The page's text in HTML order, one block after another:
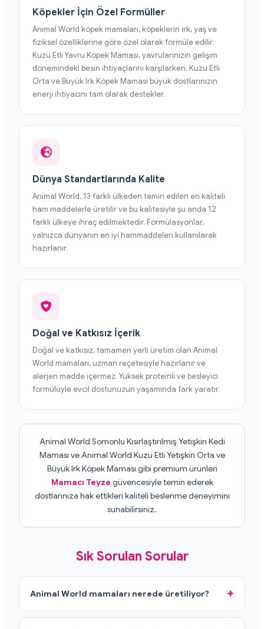
Köpekler İçin Özel Formüller
Animal World köpek mamaları, köpeklerin ırk, yaş ve
fiziksel özelliklerine göre özel olarak formüle edilir.
Kuzu Etli Yavru Köpek Maması, yavrularınızın gelişim
dönemindeki besin ihtiyaçlarını karşılarken, Kuzu Etli
Orta ve Büyük Irk Köpek Maması büyük dostlarınızın
enerji ihtiyacını tam olarak destekler.
Dünya Standartlarında Kalite
Animal World, 13 farklı ülkeden temin edilen en kaliteli
ham maddelerle üretilir ve bu kalitesiyle şu anda 12
farklı ülkeye ihraç edilmektedir. Formülasyonlar,
yalnızca dünyanın en iyi hammaddeleri kullanılarak
hazırlanır.
Doğal ve Katkısız İçerik
Doğal ve katkısız, tamamen yerli üretim olan Animal
World mamaları, uzman reçetesiyle hazırlanır ve
alerjen madde içermez. Yüksek proteinli ve besleyici
formülüyle evcil dostunuzun yaşamında fark yaratır.
Animal World Somonlu Kısırlaştırılmış Yetişkin Kedi
Maması ve Animal World Kuzu Etli Yetişkin Orta ve
Büyük Irk Köpek Maması gibi premium ürünleri
Mamacı Teyze güvencesiyle temin ederek
dostlarınıza hak ettikleri kaliteli beslenme deneyimini
sunabilirsiniz.
Sık Sorulan Sorular
Animal World mamaları nerede üretiliyor?